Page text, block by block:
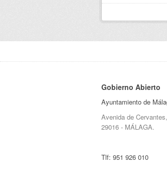
Gobierno Abierto
Ayuntamiento de
Avenida de
29016 - MÁLAGA.
Tlf: 951 926 010